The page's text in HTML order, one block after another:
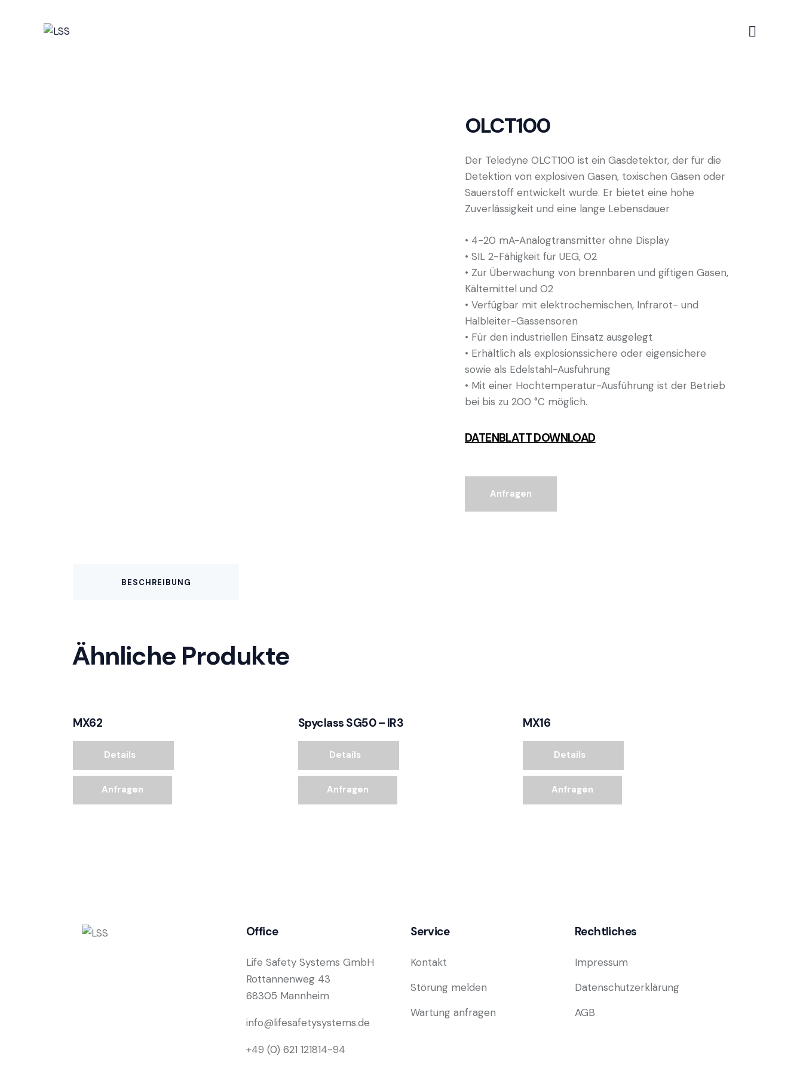
OLCT100
Der Teledyne OLCT100 ist ein Gasdetektor, der für die
Detektion von explosiven Gasen, toxischen Gasen oder
Sauerstoff entwickelt wurde. Er bietet eine hohe
Zuverlässigkeit und eine lange Lebensdauer
• 4-20 mA-Analogtransmitter ohne Display
• SIL 2-Fähigkeit für UEG, O2
• Zur Überwachung von brennbaren und giftigen Gasen,
Kältemittel und O2
• Verfügbar mit elektrochemischen, Infrarot- und
Halbleiter-Gassensoren
• Für den industriellen Einsatz ausgelegt
• Erhältlich als explosionssichere oder eigensichere
sowie als Edelstahl-Ausführung
• Mit einer Hochtemperatur-Ausführung ist der Betrieb
bei bis zu 200 °C möglich.
DATENBLATT DOWNLOAD
Anfragen
BESCHREIBUNG
Ähnliche Produkte
MX62
Details
Anfragen
Spyclass SG50 – IR3
Details
Anfragen
MX16
Details
Anfragen
Office
Life Safety Systems GmbH
Rottannenweg 43
68305 Mannheim
info@lifesafetysystems.de
+49 (0) 621 121814-94
Service
Kontakt
Störung melden
Wartung anfragen
Rechtliches
Impressum
Datenschutzerklärung
AGB